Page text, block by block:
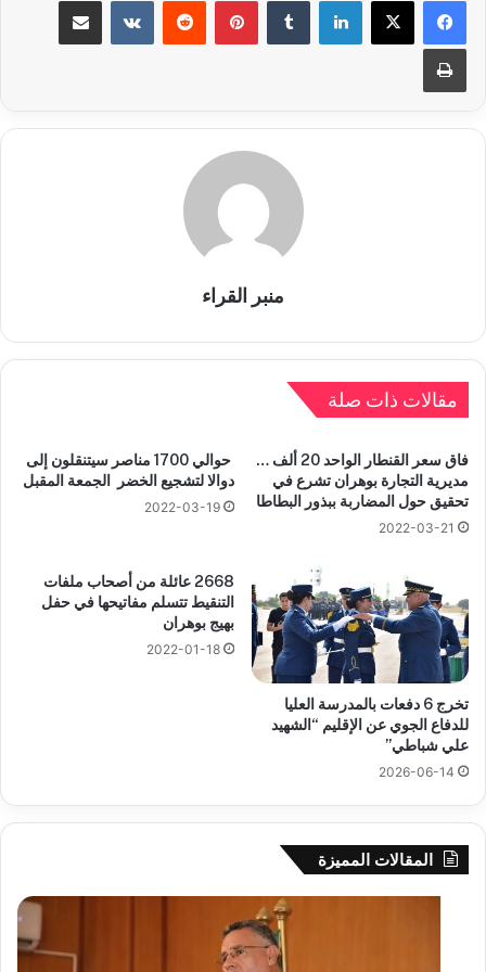
طباعة
منبر القراء
مقالات ذات صلة
فاق سعر القنطار الواحد 20 ألف …
مديرية التجارة بوهران تشرع في
تحقيق حول المضاربة ببذور البطاطا
2022-03-21
حوالي 1700 مناصر سيتنقلون إلى
دوالا لتشجيع الخضر الجمعة المقبل
2022-03-19
تخرج 6 دفعات بالمدرسة العليا
للدفاع الجوي عن الإقليم “الشهيد
علي شباطي”
2026-06-14
2668 عائلة من أصحاب ملفات
التنقيط تتسلم مفاتيحها في حفل
بهيج بوهران
2022-01-18
المقالات المميزة